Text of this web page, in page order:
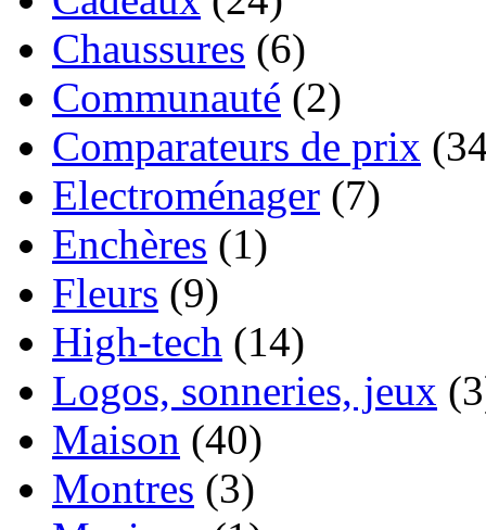
Chaussures (6)
Communauté (2)
Comparateurs de prix
Electroménager (7)
Enchères (1)
Fleurs (9)
High-tech (14)
Logos, sonneries, jeux
Maison (40)
Montres (3)